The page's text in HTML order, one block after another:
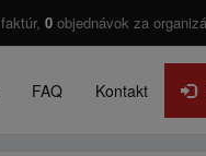
faktúr, 0 objednávok za
FAQ Kontakt